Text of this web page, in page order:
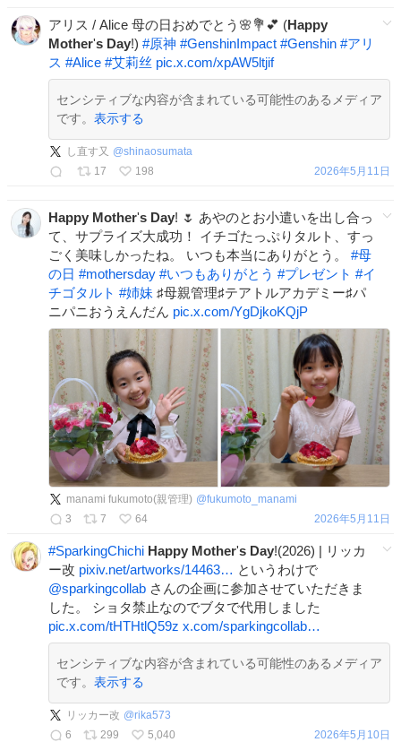
アリス / Alice 母の日おめでとう🌸💐💕 (Happy
Mother's Day!) #原神 #GenshinImpact #Genshin #アリ
ス #Alice #艾莉丝 pic.x.com/xpAW5ltjif
センシティブな内容が含まれている可能性のあるメディア
です。 表示する
し直す又 @shinaosumata
17
198 2026年5月11日
Happy Mother's Day! 🌷 あやのとお小遣いを出し合っ
て、サプライズ大成功！ イチゴたっぷりタルト、すっ
ごく美味しかったね。 いつも本当にありがとう。 ​ #母
の日 #mothersday #いつもありがとう #プレゼント #イ
チゴタルト #姉妹 ♯母親管理♯テアトルアカデミー♯パ
ニパニおうえんだん pic.x.com/YgDjkoKQjP
manami fukumoto(親管理) @fukumoto_manami
3
7 64 2026年5月11日
#SparkingChichi Happy Mother's Day!(2026) | リッカ
ー改 pixiv.net/artworks/14463… というわけで
@sparkingcollab さんの企画に参加させていただきま
した。 ショタ禁止なのでブタで代用しました
pic.x.com/tHTHtlQ59z x.com/sparkingcollab…
センシティブな内容が含まれている可能性のあるメディア
です。 表示する
リッカー改 @rika573
6
299 5,040 2026年5月10日